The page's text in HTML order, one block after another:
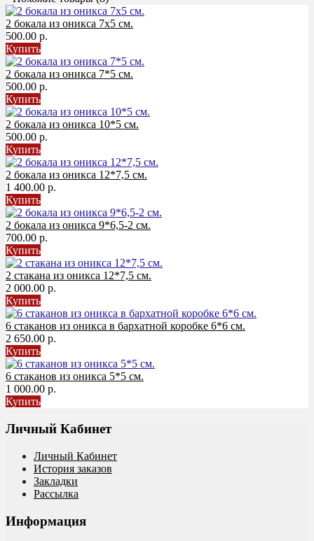
2 бокала из оникса 7х5 см.
500.00 р.
Купить
2 бокала из оникса 7*5 см.
500.00 р.
Купить
2 бокала из оникса 10*5 см.
500.00 р.
Купить
2 бокала из оникса 12*7,5 см.
1 400.00 р.
Купить
2 бокала из оникса 9*6,5-2 см.
700.00 р.
Купить
2 стакана из оникса 12*7,5 см.
2 000.00 р.
Купить
6 стаканов из оникса в бархатной коробке 6*6 см.
2 650.00 р.
Купить
6 стаканов из оникса 5*5 см.
1 000.00 р.
Купить
Личный Кабинет
Личный Кабинет
История заказов
Закладки
Рассылка
Информация